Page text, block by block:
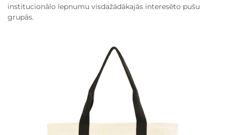
institucionālo lepnumu visdažādākajās interesēto pušu
grupās.